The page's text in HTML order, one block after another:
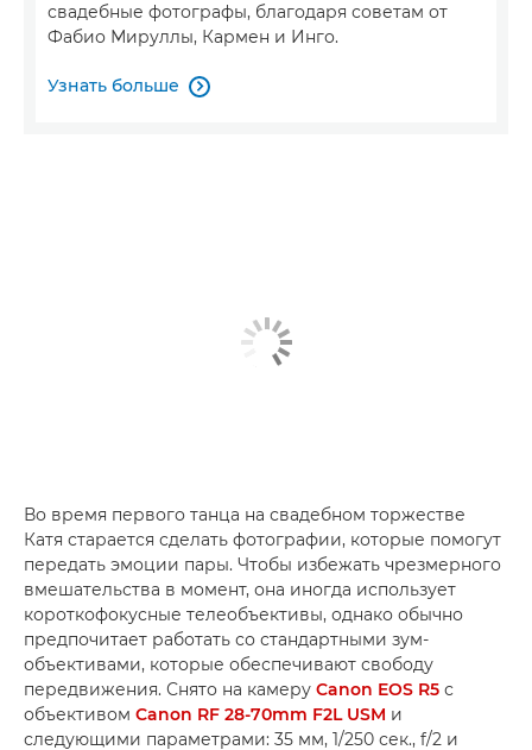
свадебные фотографы, благодаря советам от
Фабио Мируллы, Кармен и Инго.
Узнать больше 
Во время первого танца на свадебном торжестве
Катя старается сделать фотографии, которые помогут
передать эмоции пары. Чтобы избежать чрезмерного
вмешательства в момент, она иногда использует
короткофокусные телеобъективы, однако обычно
предпочитает работать со стандартными зум-
объективами, которые обеспечивают свободу
передвижения. Снято на камеру Canon EOS R5 с
объективом Canon RF 28-70mm F2L USM и
следующими параметрами: 35 мм, 1/250 сек., f/2 и